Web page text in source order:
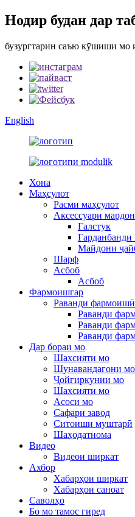
Нодир будан дар
бузургтарин саъю кӯшиши мо
English
Хона
Маҳсулот
Расми маҳсулот
Аксессуари
Галстук
Майдони
Шарф
Асбоб
Асбоб
Фармоишгар
Раванди фармоишӣ
Раванди
Раванди
Раванди
Дар бораи мо
Шахсияти мо
Шунавандагони мо
Ҷойгиркунии мо
Шахсияти мо
Асоси мо
Сафари завод
Ситоиши муштарӣ
Шаҳодатнома
Видео
Видеои ширкат
Ахбор
Хабарҳои ширкат
Хабарҳои саноат
Саволҳо
Бо мо тамос гиред